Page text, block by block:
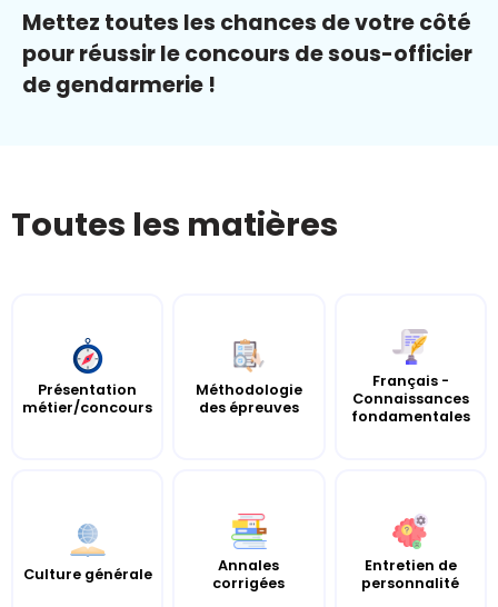
Mettez toutes les chances de votre côté
pour réussir le concours de sous-officier
de gendarmerie !
Toutes les matières
Présentation
métier/concours
Méthodologie
des épreuves
Français -
Connaissances
fondamentales
Culture générale
Annales
corrigées
Entretien de
personnalité